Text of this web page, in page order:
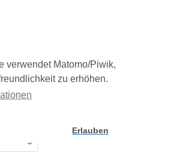
verwendet Matomo/Piwik,
zu erhöhen.
Erlauben